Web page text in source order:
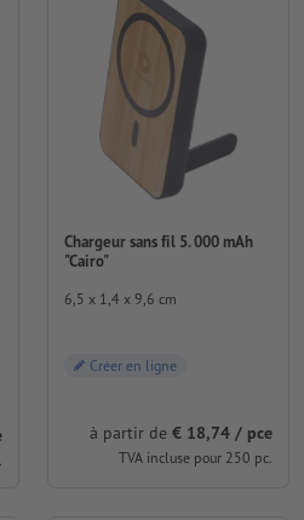
Chargeur sans fil 5. 000 mAh
"Cairo"
6,5 x 1,4 x 9,6 cm
Créer en ligne
à partir de € 18,74 / pce
TVA incluse pour 250 pc.